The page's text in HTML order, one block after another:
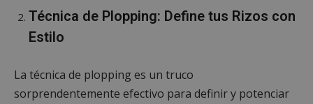
Técnica de Plopping: Define tus Rizos con
Estilo
La técnica de plopping es un truco
sorprendentemente efectivo para definir y potenciar